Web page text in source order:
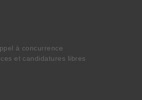
à concurrence
et candidatures libres